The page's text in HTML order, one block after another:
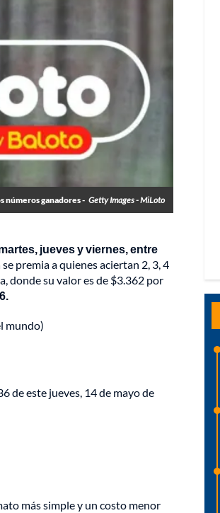
números ganadores - Getty Images - MiLoto
jueves y viernes, entre
premia a quienes aciertan 2, 3, 4
donde su valor es de $3.362 por
mundo)
de este jueves, 14 de mayo de
más simple y un costo menor